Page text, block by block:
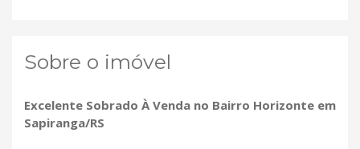
Sobre o imóvel
Excelente Sobrado À Venda no Bairro Horizonte em
Sapiranga/RS